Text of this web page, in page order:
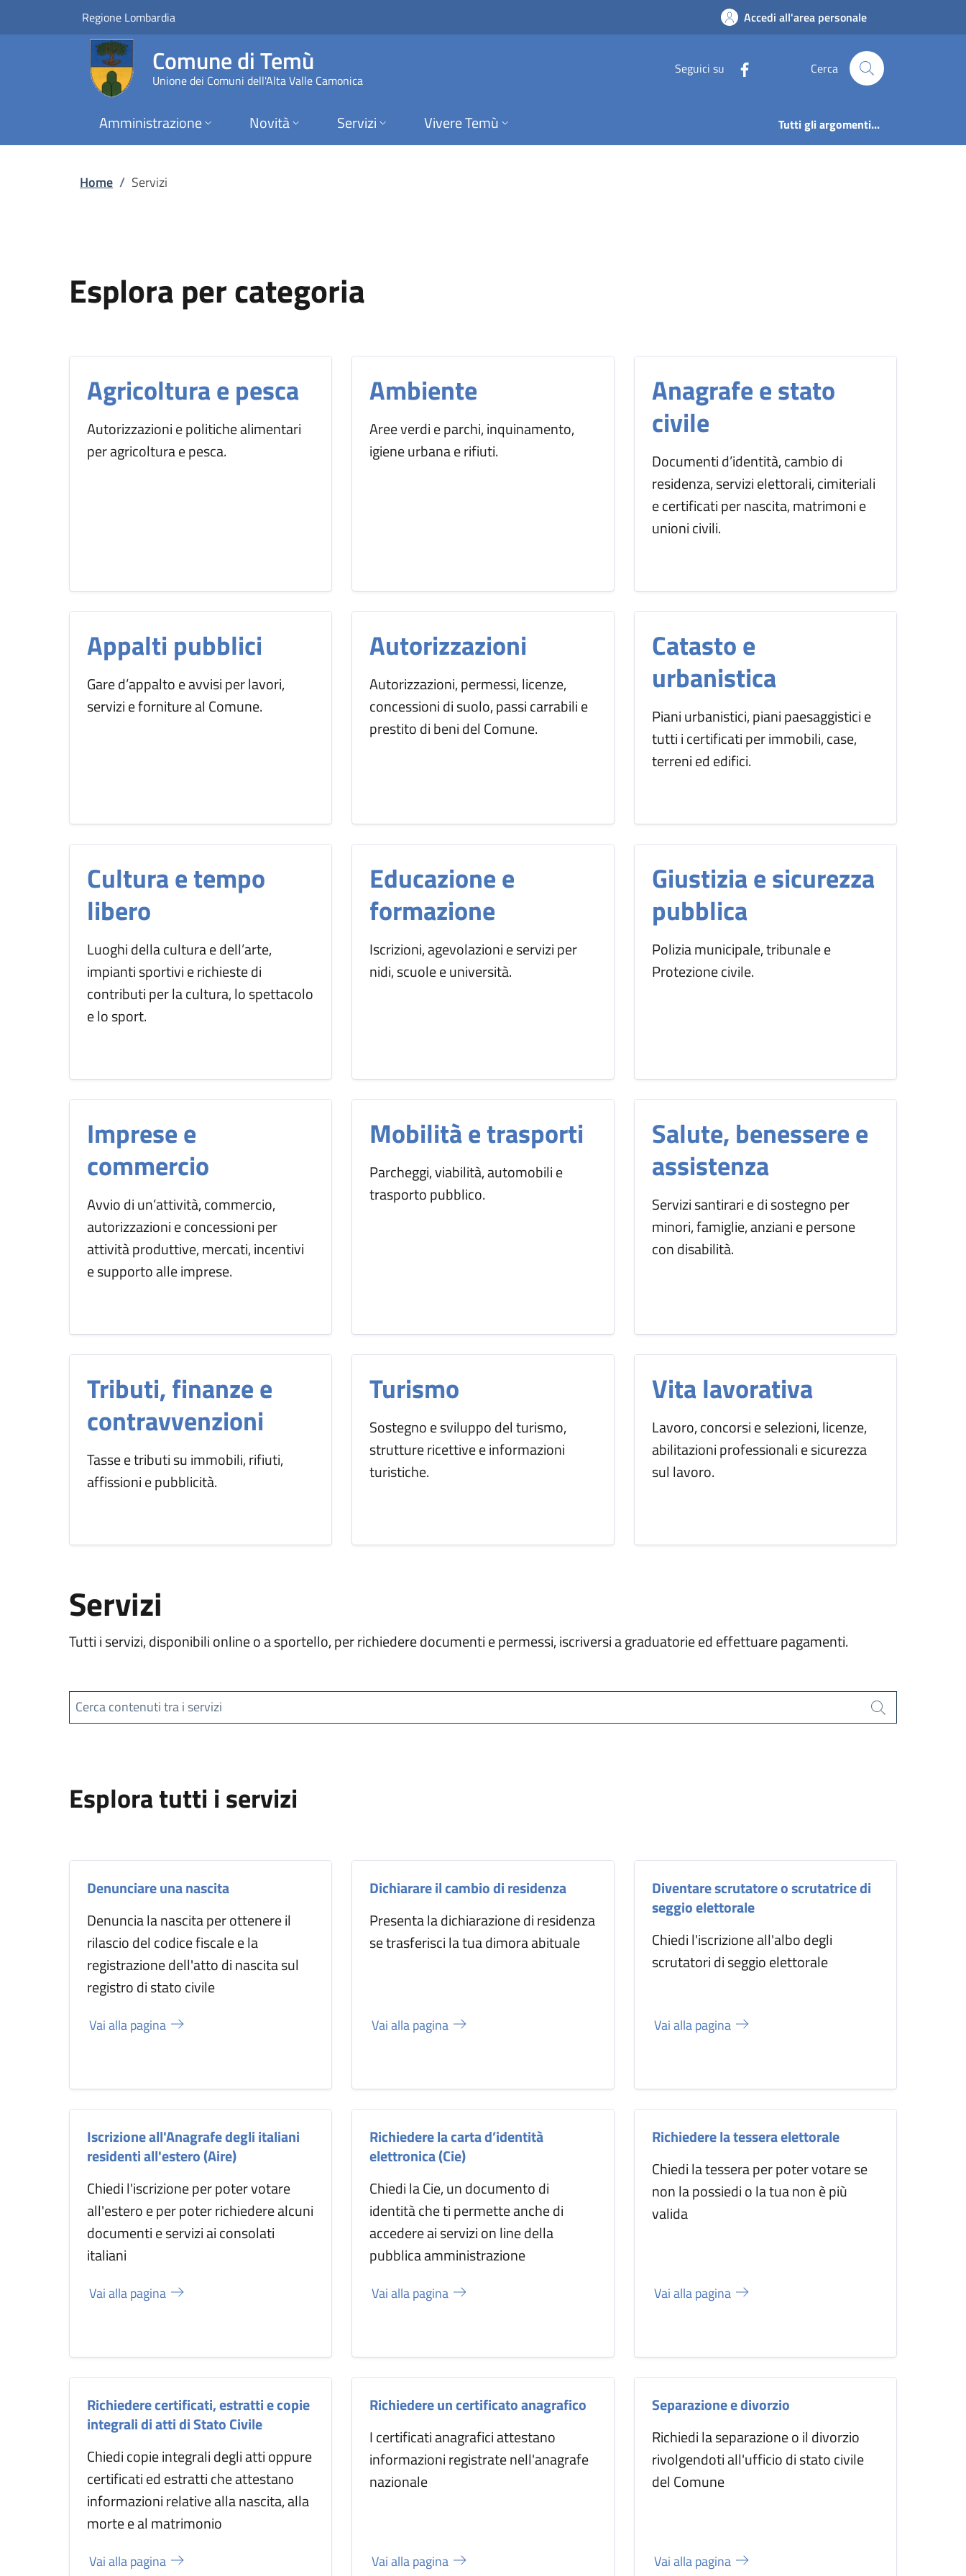
Vai al contenuto principale
Servizi | Comune di Temù
Regione Lombardia Accedi all'area personale
Comune di Temù
Unione dei Comuni dell'Alta Valle Camonica
Seguici su Cerca
Amministrazione Novità Servizi Vivere Temù Tutti gli argomenti...
Home / Servizi
Esplora per categoria
Agricoltura e pesca
Autorizzazioni e politiche alimentari
per agricoltura e pesca.
Ambiente
Aree verdi e parchi, inquinamento,
igiene urbana e rifiuti.
Anagrafe e stato
civile
Documenti d’identità, cambio di
residenza, servizi elettorali, cimiteriali
e certificati per nascita, matrimoni e
unioni civili.
Appalti pubblici
Gare d’appalto e avvisi per lavori,
servizi e forniture al Comune.
Autorizzazioni
Autorizzazioni, permessi, licenze,
concessioni di suolo, passi carrabili e
prestito di beni del Comune.
Catasto e
urbanistica
Piani urbanistici, piani paesaggistici e
tutti i certificati per immobili, case,
terreni ed edifici.
Cultura e tempo
libero
Luoghi della cultura e dell’arte,
impianti sportivi e richieste di
contributi per la cultura, lo spettacolo
e lo sport.
Educazione e
formazione
Iscrizioni, agevolazioni e servizi per
nidi, scuole e università.
Giustizia e sicurezza
pubblica
Polizia municipale, tribunale e
Protezione civile.
Imprese e
commercio
Avvio di un’attività, commercio,
autorizzazioni e concessioni per
attività produttive, mercati, incentivi
e supporto alle imprese.
Mobilità e trasporti
Parcheggi, viabilità, automobili e
trasporto pubblico.
Salute, benessere e
assistenza
Servizi santirari e di sostegno per
minori, famiglie, anziani e persone
con disabilità.
Tributi, finanze e
contravvenzioni
Tasse e tributi su immobili, rifiuti,
affissioni e pubblicità.
Turismo
Sostegno e sviluppo del turismo,
strutture ricettive e informazioni
turistiche.
Vita lavorativa
Lavoro, concorsi e selezioni, licenze,
abilitazioni professionali e sicurezza
sul lavoro.
Servizi
Tutti i servizi, disponibili online o a sportello, per richiedere documenti e permessi, iscriversi a graduatorie ed effettuare pagamenti.
Cerca contenuti tra i servizi
Cerca
Esplora tutti i servizi
Denunciare una nascita
Denuncia la nascita per ottenere il
rilascio del codice fiscale e la
registrazione dell'atto di nascita sul
registro di stato civile
Vai alla pagina
Dichiarare il cambio di residenza
Presenta la dichiarazione di residenza
se trasferisci la tua dimora abituale
Vai alla pagina
Diventare scrutatore o scrutatrice di
seggio elettorale
Chiedi l'iscrizione all'albo degli
scrutatori di seggio elettorale
Vai alla pagina
Iscrizione all'Anagrafe degli italiani
residenti all'estero (Aire)
Chiedi l'iscrizione per poter votare
all'estero e per poter richiedere alcuni
documenti e servizi ai consolati
italiani
Vai alla pagina
Richiedere la carta d’identità
elettronica (Cie)
Chiedi la Cie, un documento di
identità che ti permette anche di
accedere ai servizi on line della
pubblica amministrazione
Vai alla pagina
Richiedere la tessera elettorale
Chiedi la tessera per poter votare se
non la possiedi o la tua non è più
valida
Vai alla pagina
Richiedere certificati, estratti e copie
integrali di atti di Stato Civile
Chiedi copie integrali degli atti oppure
certificati ed estratti che attestano
informazioni relative alla nascita, alla
morte e al matrimonio
Vai alla pagina
Richiedere un certificato anagrafico
I certificati anagrafici attestano
informazioni registrate nell'anagrafe
nazionale
Vai alla pagina
Separazione e divorzio
Richiedi la separazione o il divorzio
rivolgendoti all'ufficio di stato civile
del Comune
Vai alla pagina